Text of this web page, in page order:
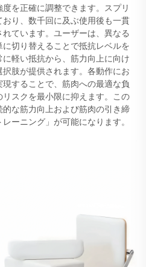
を正確に調整できます。スプリ
り、数千回に及ぶ使用後も一貫
ています。ユーザーは、異なる
切り替えることで抵抗レベルを
軽い抵抗から、筋力向上に向け
肢が提供されます。各動作にお
することで、筋肉への最適な負
スクを最小限に抑えます。この
な筋力向上および筋肉の引き締
ーニング」が可能になります。